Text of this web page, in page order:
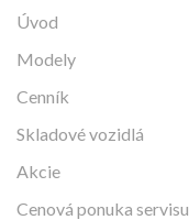
Úvod
Modely
Cenník
Skladové vozidlá
Akcie
Cenová ponuka servisu